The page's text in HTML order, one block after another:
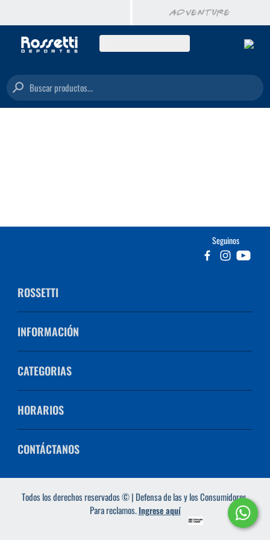
Buscar productos...
Seguinos
ROSSETTI
INFORMACIÓN
CATEGORIAS
HORARIOS
CONTÁCTANOS
Todos los derechos reservados © | Defensa de las y los Consumidores.
Para reclamos.Ingrese aquí